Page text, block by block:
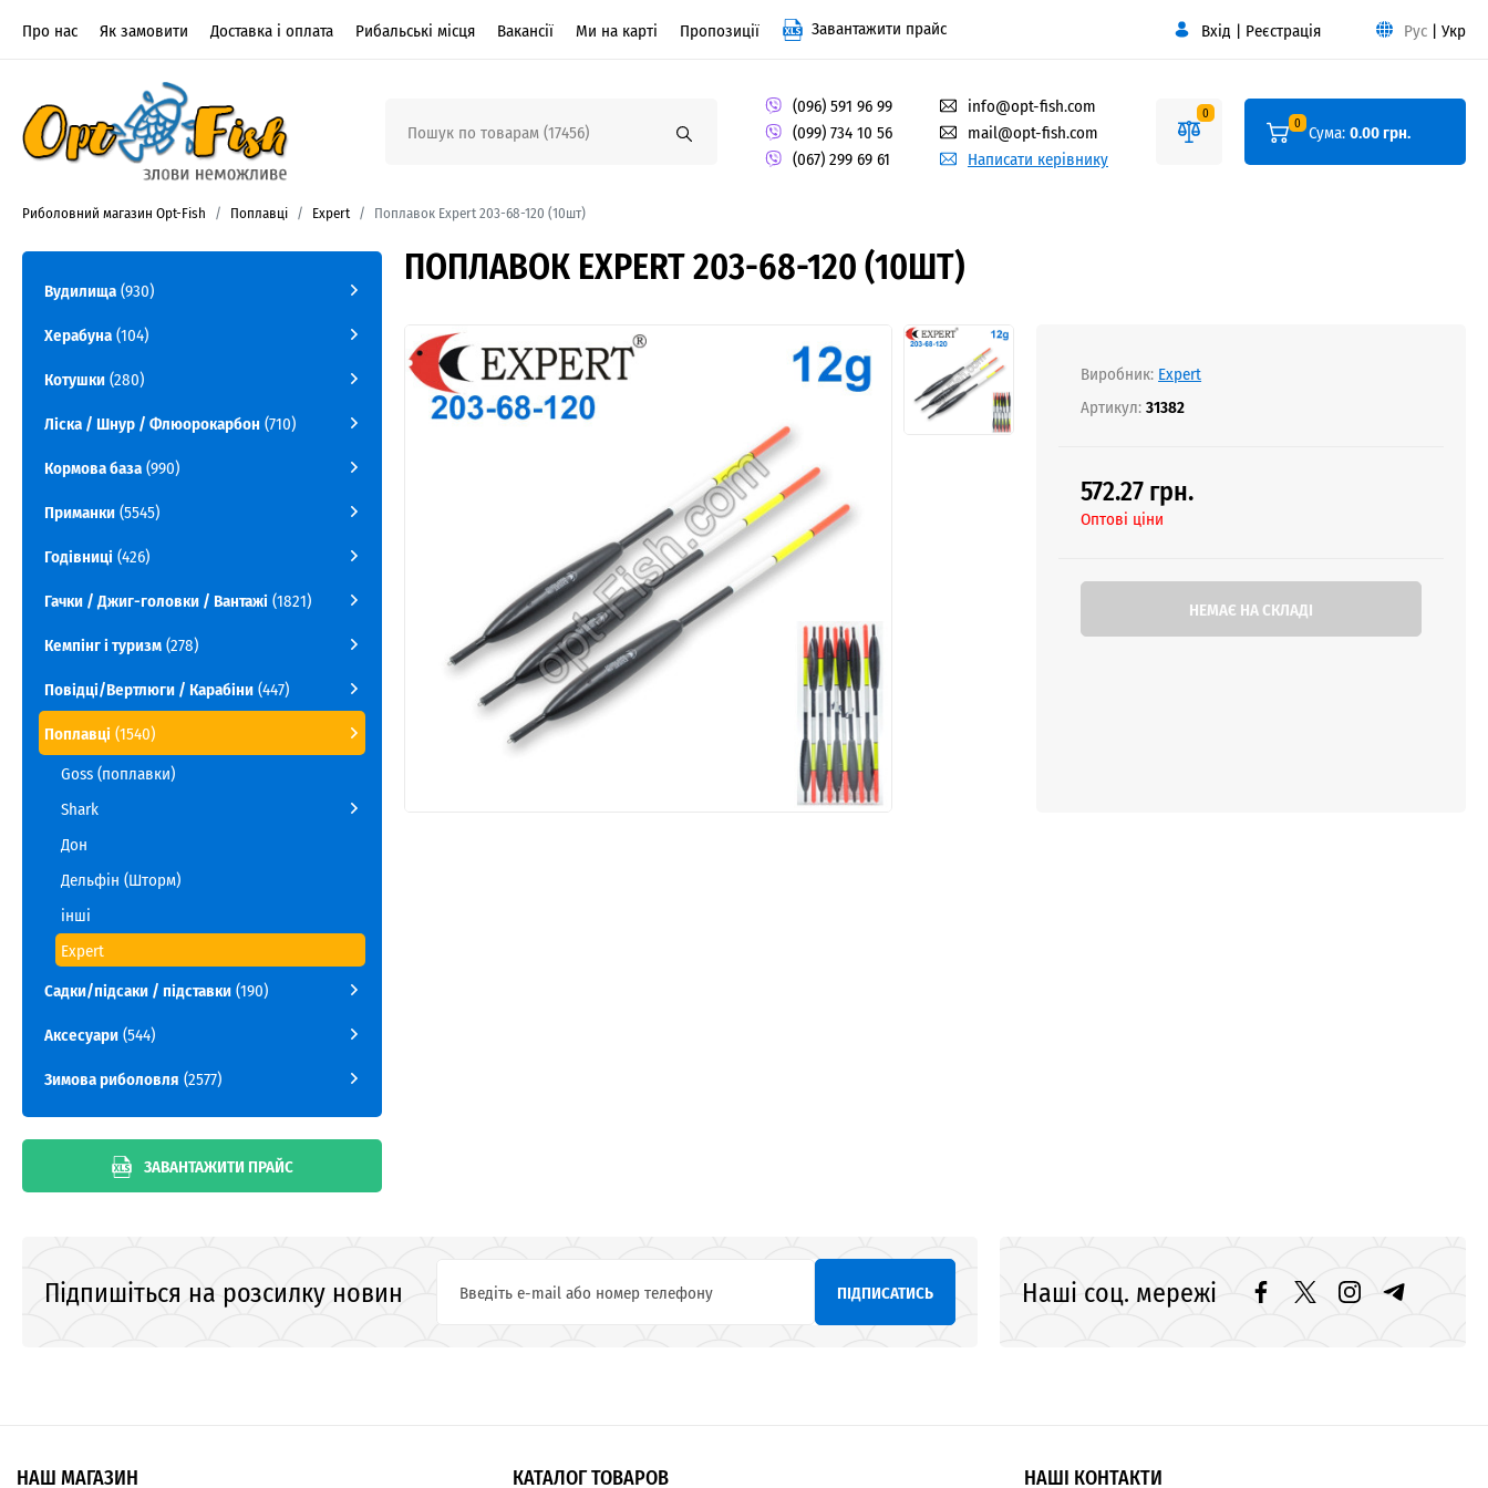
Про нас Як замовити Доставка і оплата Рибальські місця Вакансії Ми на карті Пропозиції Завантажити прайс Вхід | Реєстрація Рус | Укр
(096) 591 96 99
(099) 734 10 56
(067) 299 69 61
info@opt-fish.com
mail@opt-fish.com
Написати керівнику
0
0 Сума:0.00 грн.
Риболовний магазин Opt-Fish Поплавці Expert Поплавок Expert 203-68-120 (10шт)
ПОПЛАВОК EXPERT 203-68-120 (10ШТ)
Виробник: Expert
Артикул:31382
572.27 грн.
Оптові ціни
НЕМАЄ НА СКЛАДІ
Вудилища(930)
Херабуна(104)
Котушки(280)
Ліска / Шнур / Флюорокарбон(710)
Кормова база(990)
Приманки(5545)
Годівниці (426)
Гачки / Джиг-головки / Вантажі (1821)
Кемпінг і туризм(278)
Повідці/Вертлюги / Карабіни(447)
Поплавці (1540)
Goss (поплавки)
Shark
Дон
Дельфін (Шторм)
інші
Expert
Садки/підсаки / підставки(190)
Аксесуари(544)
Зимова риболовля (2577)
ЗАВАНТАЖИТИ ПРАЙС
Підпишіться на розсилку новин ПІДПИСАТИСЬ Наші соц. мережі
НАШ МАГАЗИН КАТАЛОГ ТОВАРОВ НАШІ КОНТАКТИ